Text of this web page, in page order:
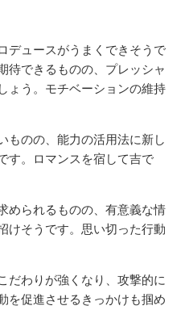
デュースがうまくできそうで
待できるものの、プレッシャ
ょう。モチベーションの維持
ものの、能力の活用法に新し
す。ロマンスを宿して吉で
められるものの、有意義な情
けそうです。思い切った行動
だわりが強くなり、攻撃的に
を促進させるきっかけも掴め